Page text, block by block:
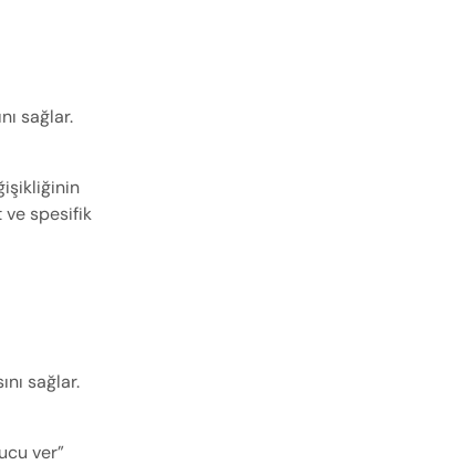
sağlar.
ve spesifik
sağlar.
ver”